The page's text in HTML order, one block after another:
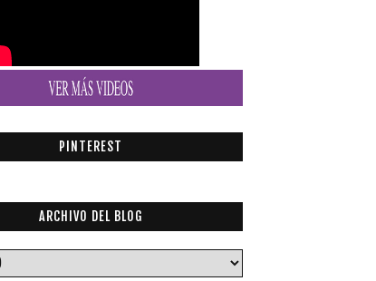
PINTEREST
ARCHIVO DEL BLOG